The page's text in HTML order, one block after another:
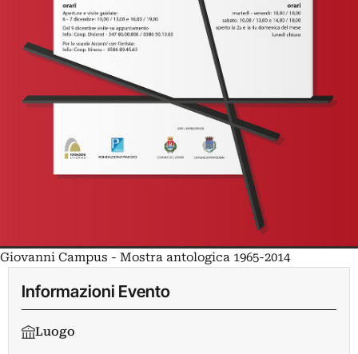
Giovanni Campus - Mostra antologica 1965-2014
Informazioni Evento
Luogo